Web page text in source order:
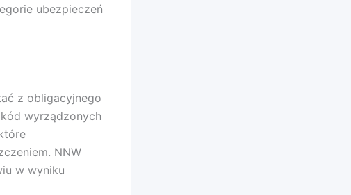
ubezpieczeń
z obligacyjnego
wyrządzonych
NNW
w wyniku